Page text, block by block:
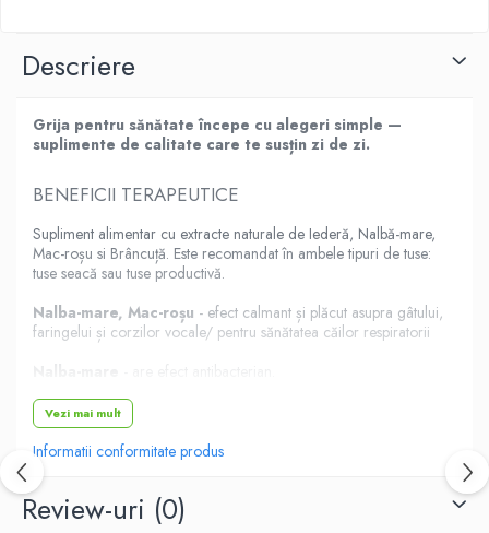
Descriere
Grija pentru sănătate începe cu alegeri simple —
suplimente de calitate care te susțin zi de zi.
BENEFICII TERAPEUTICE
Supliment alimentar cu extracte naturale de Iederă, Nalbă-mare,
Mac-roșu si Brâncuță. Este recomandat în ambele tipuri de tuse:
tuse seacă sau tuse productivă.
Nalba-mare, Mac-roșu - efect calmant și plăcut asupra gâtului,
faringelui și corzilor vocale/ pentru sănătatea căilor respiratorii
Brâncuța – pentru sănătatea căilor respiratorii/ efect calmant
asupra gâtului/ pentru o respirație ușoară
DETALII ALE PRODUSULUI
Mod de prezentare: 170 ml
Vezi mai mult
Informatii conformitate produs
Review-uri (0)